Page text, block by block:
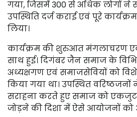
गया, जिसमें 300 से अधिक लोगों ने
उपस्थिति दर्ज कराई एवं पूरे
लिया।
कार्यक्रम की शुरुआत मंगलाचरण
साथ हुई। दिगंबर जैन समाज के
अध्यक्षगण एवं समाजसेवियों को
किया गया था। उपस्थित वरिष्ठजनों
सराहना करते हुए समाज को
जोड़ने की दिशा में ऐसे आयोजनों